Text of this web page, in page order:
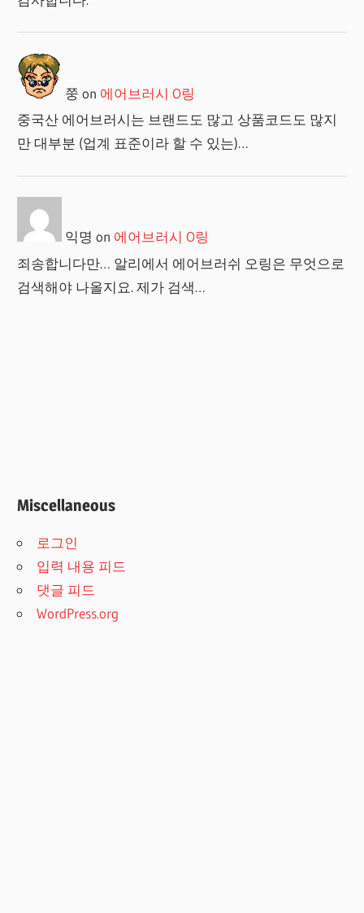
쭝 on 에어브러시 O링
중국산 에어브러시는 브랜드도 많고 상품코드도 많지
만 대부분 (업계 표준이라 할 수 있는)…
익명 on 에어브러시 O링
죄송합니다만… 알리에서 에어브러쉬 오링은 무엇으로
검색해야 나올지요. 제가 검색…
Miscellaneous
로그인
입력 내용 피드
댓글 피드
WordPress.org